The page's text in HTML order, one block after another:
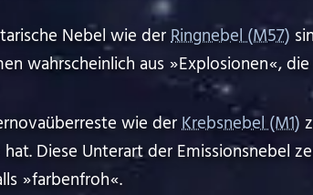
Nebel wie derRingnebel (M57)
wahrscheinlich aus ⁠ ⁠»⁠ ⁠Explosionen⁠ ⁠«⁠ ⁠,
wie derKrebsnebel (M1)
hat. Diese Unterart der Emissionsnebel
⁠»⁠ ⁠farbenfroh⁠ ⁠«⁠ ⁠.